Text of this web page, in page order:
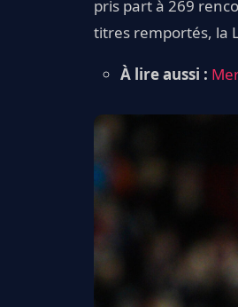
pris part à 269
titres remportés, la
À lire aussi :